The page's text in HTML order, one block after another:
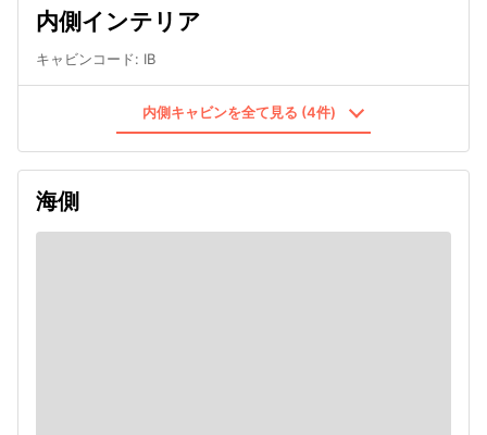
内側インテリア
キャビンコード: IB
内側キャビンを全て見る (4件)
海側